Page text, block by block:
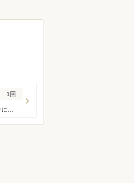
プリフィックスコース（¥4,400） 季節のデザートに感動ーです 今回はメロンのケーキでした 混ぜて口の中でメロンケーキになるのも 面白いし、いろいろ楽しみながら味わえ なんといっても美味しー 埋もれてたいくらいですw #石巻ランチ #アルケッチャーノ #アルケッチャーノ石巻 #スイーツ
1回